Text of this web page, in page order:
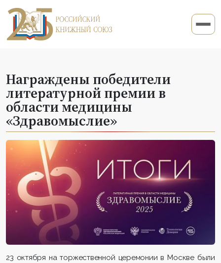
Награждены победители
литературной премии в
области медицины
«Здравомыслие»
23 октября на торжественной церемонии в Москве были